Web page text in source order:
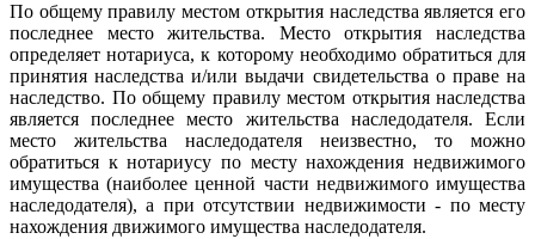
По общему правилу местом открытия наследства является его
последнее место жительства. Место открытия наследства
определяет нотариуса, к которому необходимо обратиться для
принятия наследства и/или выдачи свидетельства о праве на
наследство. По общему правилу местом открытия наследства
является последнее место жительства наследодателя. Если
место жительства наследодателя неизвестно, то можно
обратиться к нотариусу по месту нахождения недвижимого
имущества (наиболее ценной части недвижимого имущества
наследодателя), а при отсутствии недвижимости - по месту
нахождения движимого имущества наследодателя.